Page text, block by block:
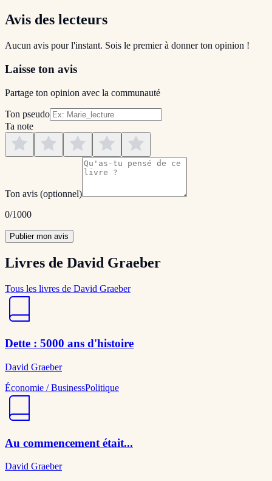
Avis des lecteurs
Aucun avis pour l'instant. Sois le premier à donner ton opinion !
Laisse ton avis
Partage ton opinion avec la communauté
Ton pseudo
Ta note
Ton avis (optionnel)
0/1000
Publier mon avis
Livres de David Graeber
Tous les livres de David Graeber
Dette : 5000 ans d'histoire
David Graeber
Économie / BusinessPolitique
Au commencement était...
David Graeber